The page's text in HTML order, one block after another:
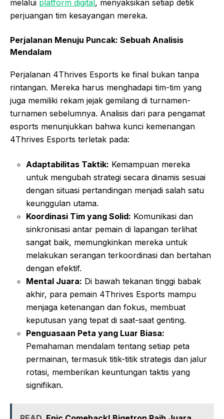
melalui platform digital , menyaksikan setiap detik
perjuangan tim kesayangan mereka.
Perjalanan Menuju Puncak: Sebuah Analisis
Mendalam
Perjalanan 4Thrives Esports ke final bukan tanpa
rintangan. Mereka harus menghadapi tim-tim yang
juga memiliki rekam jejak gemilang di turnamen-
turnamen sebelumnya. Analisis dari para pengamat
esports menunjukkan bahwa kunci kemenangan
4Thrives Esports terletak pada:
Adaptabilitas Taktik: Kemampuan mereka
untuk mengubah strategi secara dinamis sesuai
dengan situasi pertandingan menjadi salah satu
keunggulan utama.
Koordinasi Tim yang Solid: Komunikasi dan
sinkronisasi antar pemain di lapangan terlihat
sangat baik, memungkinkan mereka untuk
melakukan serangan terkoordinasi dan bertahan
dengan efektif.
Mental Juara: Di bawah tekanan tinggi babak
akhir, para pemain 4Thrives Esports mampu
menjaga ketenangan dan fokus, membuat
keputusan yang tepat di saat-saat genting.
Penguasaan Peta yang Luar Biasa:
Pemahaman mendalam tentang setiap peta
permainan, termasuk titik-titik strategis dan jalur
rotasi, memberikan keuntungan taktis yang
signifikan.